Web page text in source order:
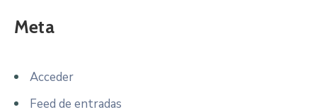
Meta
Acceder
Feed de entradas